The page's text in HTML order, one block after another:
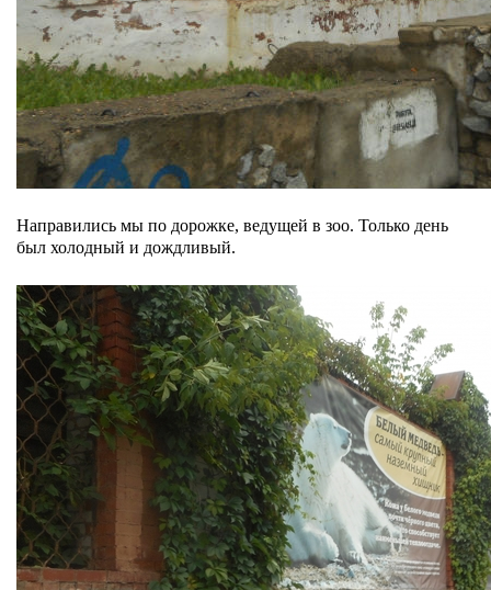
Направились мы по дорожке, ведущей в зоо. Только день
был холодный и дождливый.